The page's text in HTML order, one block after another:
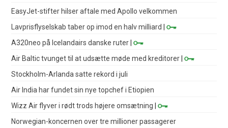
EasyJet-stifter hilser aftale med Apollo velkommen
Lavprisflyselskab taber op imod en halv milliard
|
A320neo på Icelandairs danske ruter |
Air Baltic tvunget til at udsætte møde med kreditorer |
Stockholm-Arlanda satte rekord i juli
Air India har fundet sin nye topchef i Etiopien
Wizz Air flyver i rødt trods højere omsætning |
Norwegian-koncernen over tre millioner passagerer